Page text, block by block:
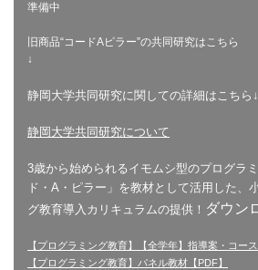
準備中
旧商品“コードAピラー”の共同研究はこちら
↓
静岡大学共同研究に関しての詳細はこちら
静岡大学共同研究について
3歳から始められるイモムシ型のプログラ
ド・A・ピラー」を教材として活用した、
グ教育導入カリキュラムの提供！ ダウン
【プログラミング教育】【全学年】指導案・コース
【プログラミング教育】パネル教材【PDF】